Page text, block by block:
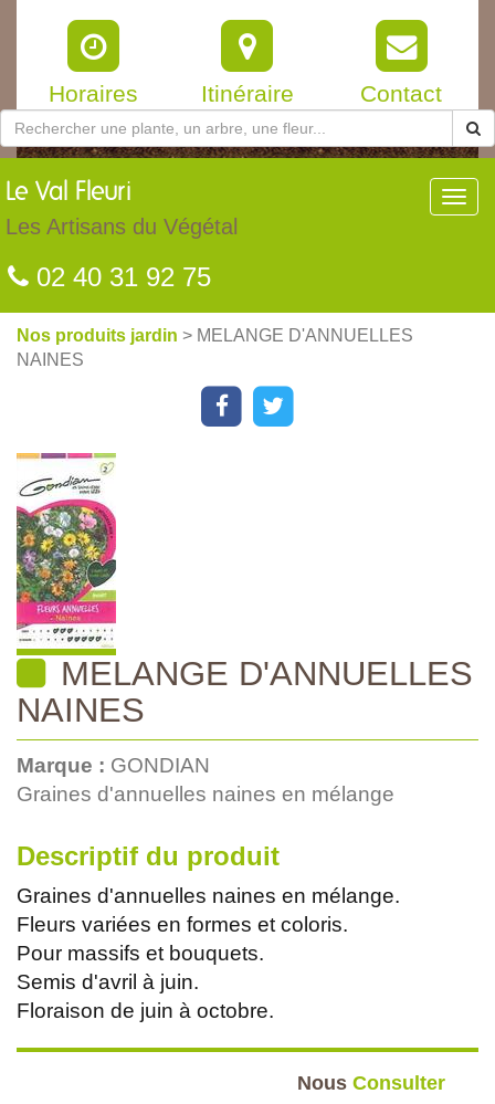
Horaires Itinéraire Contact
Le Val Fleuri
Les Artisans du Végétal
02 40 31 92 75
Nos produits jardin > MELANGE D'ANNUELLES
NAINES
MELANGE D'ANNUELLES
NAINES
Marque : GONDIAN
Graines d'annuelles naines en mélange
Descriptif du produit
Graines d'annuelles naines en mélange.
Fleurs variées en formes et coloris.
Pour massifs et bouquets.
Semis d'avril à juin.
Floraison de juin à octobre.
Nous Consulter